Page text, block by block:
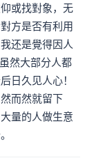
或找對象，无
方是否有利用
还是覺得因人
然大部分人都
日久见人心！
而然就留下
量的人做生意